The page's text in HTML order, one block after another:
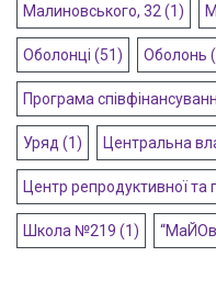
Малиновського, 32 (1)
Оболонці (51) Оболонь
Програма
Уряд (1) Центральна
Центр репродуктивної
Школа №219 (1)